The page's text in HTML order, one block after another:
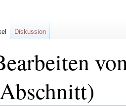
Diskussion